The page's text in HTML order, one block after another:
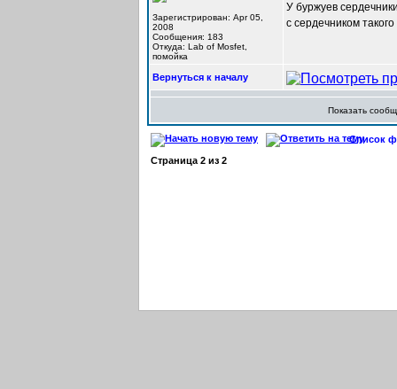
Зарегистрирован: Apr 05,
2008
Сообщения: 183
Откуда: Lab of Mosfet,
помойка
У буржуев
с сердечником
Вернуться к началу
Показать
Список
Страница 2 из 2